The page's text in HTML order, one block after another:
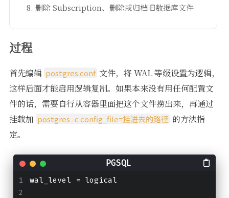
删除 Subscription、删除或归档旧数据库文件
过程
首先编辑 postgres.conf 文件，将 WAL 等级设置为逻辑，
这样后面才能启用逻辑复制。如果本来没有用任何配置文
件的话，需要自行从容器里面把这个文件捞出来，再通过
挂载加 postgres -c config_file=挂进去的路径 的方法指
定。
wal_level = logical